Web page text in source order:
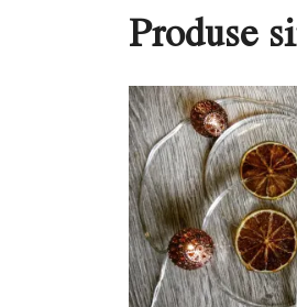
Produse